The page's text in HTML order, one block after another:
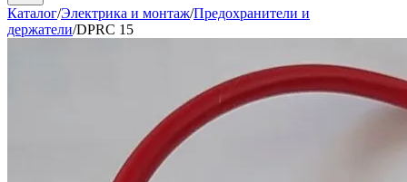
Каталог/Электрика и монтаж/Предохранители и
держатели/DPRC 15